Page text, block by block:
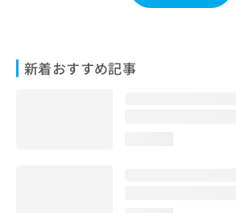
新着おすすめ記事
合
わ